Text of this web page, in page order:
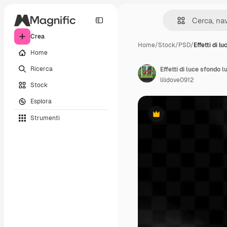
Crea
Home
Ricerca
Stock
Esplora
Strumenti
Home/Stock/PSD/Effetti di
Premium
Effetti di luce sfondo
lilidove0912